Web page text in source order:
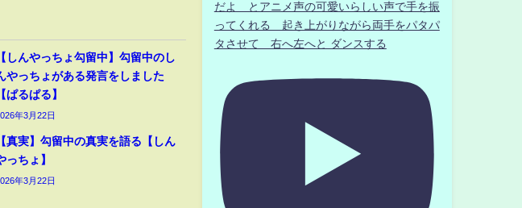
しんやっちょ勾留中】勾留中のし
やっちょがある発言をしました
ぱるぱる】
年3月22日
【真実】勾留中の真実を語る【しん
っちょ】
年3月22日
だよ とアニメ声の可愛いらしい声で手を振
ってくれる 起き上がりながら両手をパタパ
タさせて 右へ左へと ダンスする